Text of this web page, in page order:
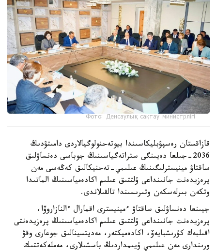
Фото: Денсаулық сақтау министрлігі
قازاقستان رەسپۋبليكاسىندا بيوتەحنولوگيالاردى دامىتۋدىڭ
2036-جىلعا دەيىنگى ستراتەگياسىنىڭ جوباسى دەنساۋلىق
ساقتاۋ مينيسترلىگىنىڭ عىلىمي-تەحنيكالىق كەڭەسى مەن
پرەزيدەنت جانىنداعى ۇلتتىق عىلىم اكادەمياسىنىڭ الماتىدا
وتكەن بىرلەسكەن وتىرىسىندا تالقىلاندى.
جيىنعا دەنساۋلىق ساقتاۋ ءمينيسترى اقمارال ءالنازاروۆا،
پرەزيدەنت جانىنداعى ۇلتتىق عىلىم اكادەمياسىنىڭ پرەزيدەنتى
اقىلبەك كۇرىشبايەۆ، اكادەميكتەر، مەديتسينالىق جوعارى وقۋ
ورىندارى مەن عىلىمي ۇيىمداردىڭ باسشىلارى، مەملەكەتتىك